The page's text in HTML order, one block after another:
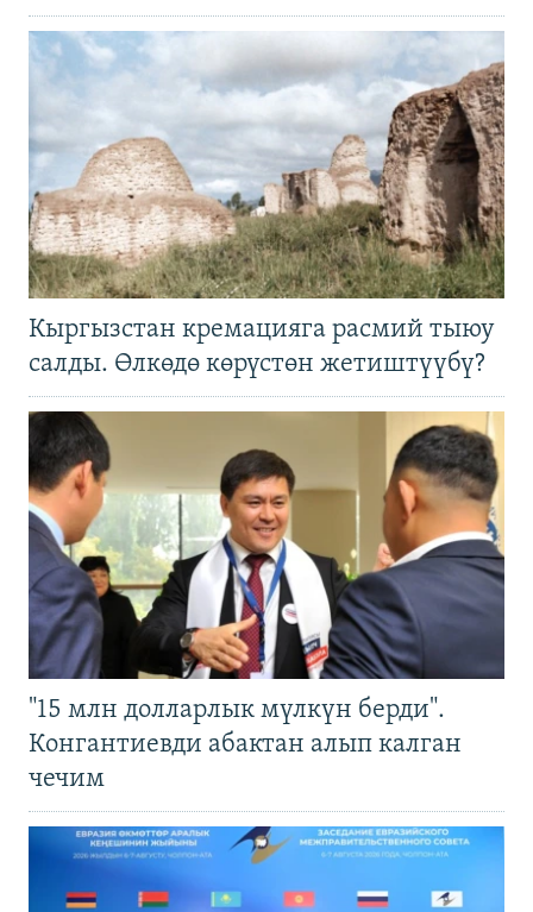
Кыргызстан кремацияга расмий тыюу
салды. Өлкөдө көрүстөн жетиштүүбү?
"15 млн долларлык мүлкүн берди".
Конгантиевди абактан алып калган
чечим